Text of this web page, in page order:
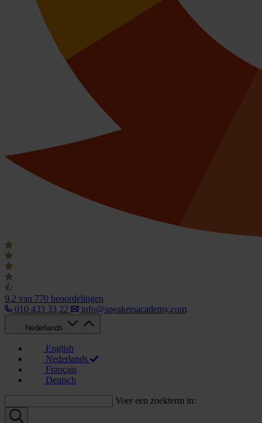
9.2 van 770 beoordelingen
010 433 33 22
info@speakersacademy.com
Nederlands
English
Nederlands
Français
Deutsch
Voer een zoekterm in: